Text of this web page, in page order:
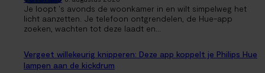
Je loopt 's avonds de woonkamer in en wilt simpelweg het
licht aanzetten. Je telefoon ontgrendelen, de Hue-app
zoeken, wachten tot deze laadt en...
Vergeet willekeurig knipperen: Deze app koppelt je Philips Hue
lampen aan de kickdrum